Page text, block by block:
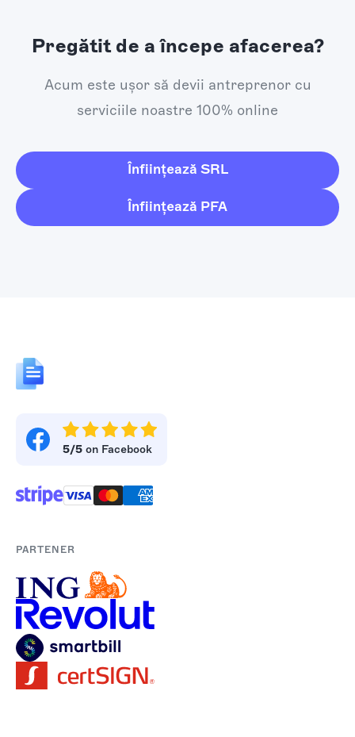
Pregătit de a începe afacerea?
Acum este ușor să devii antreprenor cu
serviciile noastre 100% online
Înființează SRL
Înființează PFA
5/5 on Facebook
PARTENER